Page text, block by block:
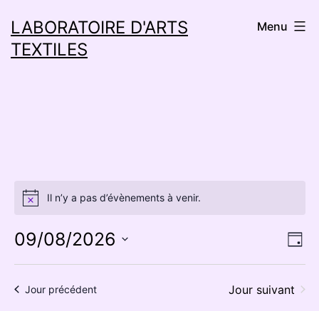
au
contenu
LABORATOIRE D'ARTS
TEXTILES
Menu
NoticeIl n’y a pas d’évènements à venir.
de
Jour
09/08/2026
Sélectionnez
uneJour précédent Jour suivant